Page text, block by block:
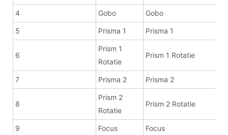
4 Gobo Gobo
5 Prisma 1 Prisma 1
6
Prism 1
Rotatie
Prism 1 Rotatie
7 Prisma 2 Prisma 2
8
Prism 2
Rotatie
Prism 2 Rotatie
9 Focus Focus